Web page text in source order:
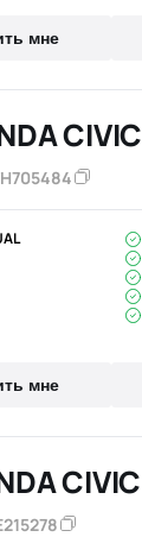
мне
CIVIC
мне
CIVIC